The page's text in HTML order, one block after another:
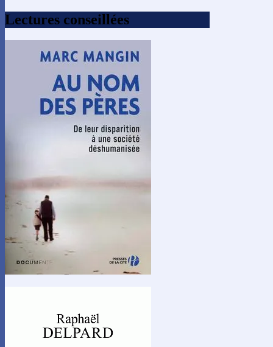
Lectures conseillées